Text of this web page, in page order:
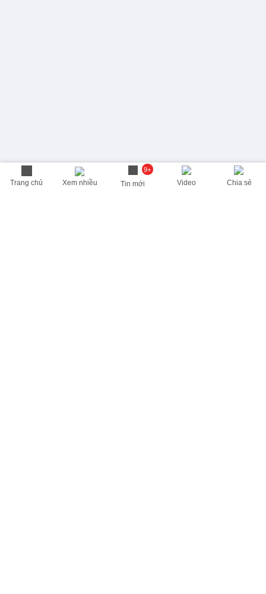
Trang chủ Xem nhiều
9+
Tin mới Video Chia sẻ